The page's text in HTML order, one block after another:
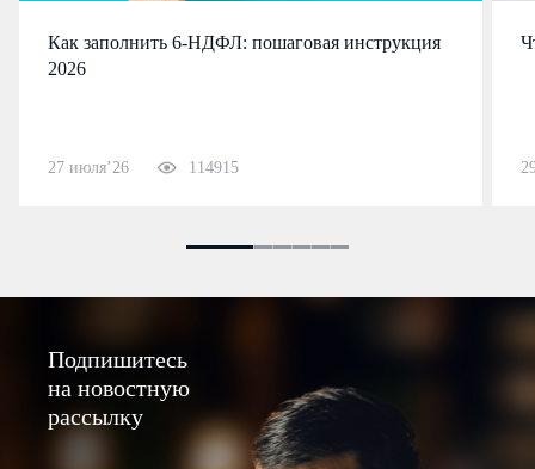
Как заполнить 6-НДФЛ: пошаговая инструкция
2026
27 июля’26 114915
Подпишитесь
на новостную
рассылку